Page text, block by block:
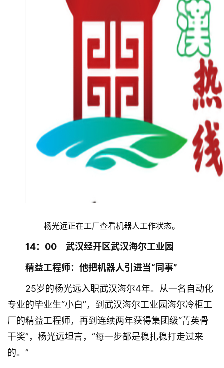
杨光远正在工厂查看机器人工作状态。
14：00　武汉经开区武汉海尔工业园
精益工程师：他把机器人引进当“同事”
25岁的杨光远入职武汉海尔4年。从一名自动化
专业的毕业生“小白”，到武汉海尔工业园海尔冷柜工
厂的精益工程师，再到连续两年获得集团级“菁英骨
干奖”，杨光远坦言，“每一步都是稳扎稳打走过来
的。”